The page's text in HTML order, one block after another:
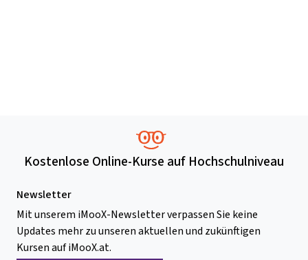
Kostenlose Online-Kurse auf Hochschulniveau
Newsletter
Mit unserem iMooX-Newsletter verpassen Sie keine
Updates mehr zu unseren aktuellen und zukünftigen
Kursen auf iMooX.at.